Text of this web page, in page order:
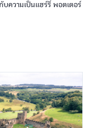
บความเป็นแฮร์รี่ พอตเตอร์